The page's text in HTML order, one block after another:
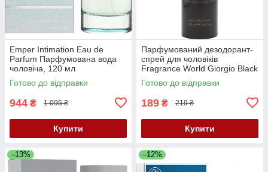
Emper Intimation Eau de
Parfum Парфумована вода
чоловіча, 120 мл
Готово до відправки
944 ₴ 1 095 ₴
Купити
Парфумований дезодорант-
спрей для чоловіків
Fragrance World Giorgio Black
200 ML
Готово до відправки
189 ₴ 219 ₴
Купити
–13% –12%